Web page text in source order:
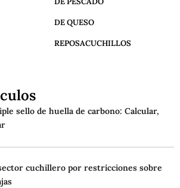
DE QUESO
REPOSACUCHILLOS
sello de huella de carbono: Calcular,
cuchillero por restricciones sobre